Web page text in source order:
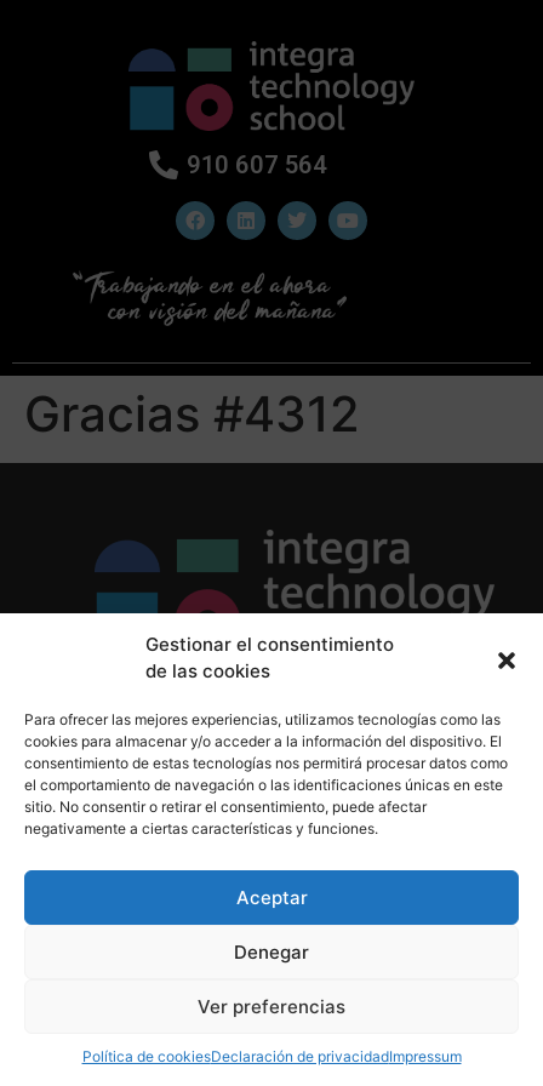
Gestionar el consentimiento
de las cookies
Para ofrecer las mejores experiencias, utilizamos tecnologías como las
cookies para almacenar y/o acceder a la información del dispositivo. El
consentimiento de estas tecnologías nos permitirá procesar datos como
el comportamiento de navegación o las identificaciones únicas en este
sitio. No consentir o retirar el consentimiento, puede afectar
negativamente a ciertas características y funciones.
Aceptar
Denegar
Ver preferencias
Política de cookiesDeclaración de privacidadImpressum
910 607 564
Gracias #4312
Política de Cookies
Aviso Legal
910 607 564
derechos reservados